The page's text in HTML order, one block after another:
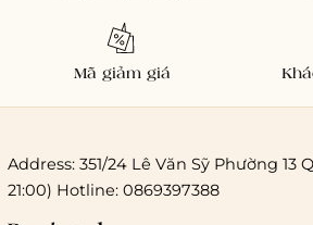
Chi phí giao hàng
Mã giảm giá
Address: 351/24 Lê Văn Sỹ Phường 13
21:00) Hotline: 0869397388